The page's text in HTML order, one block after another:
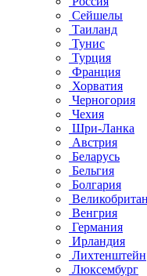
Сейшелы
Таиланд
Тунис
Турция
Франция
Хорватия
Черногория
Чехия
Шри-Ланка
Австрия
Беларусь
Бельгия
Болгария
Венгрия
Германия
Ирландия
Лихтенштейн
Люксембург